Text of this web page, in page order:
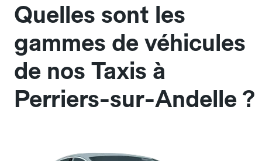
Quelles sont les
gammes de véhicules
de nos Taxis à
Perriers-sur-Andelle ?